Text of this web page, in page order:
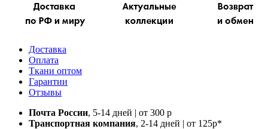
Доставка
Оплата
Ткани оптом
Гарантии
Отзывы
Почта России, 5-14 дней | от 300 р
Транспортная компания, 2-14 дней | от 125р*